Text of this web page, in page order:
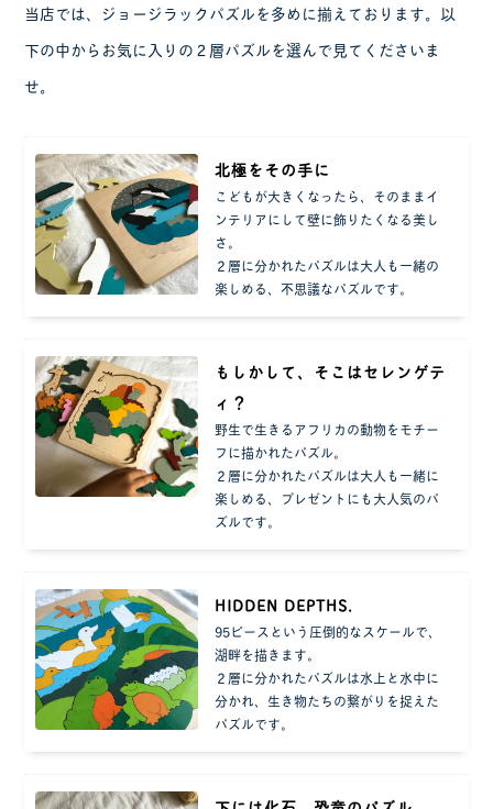
当店では、ジョージラックパズルを多めに揃えております。以
下の中からお気に入りの２層パズルを選んで見てくださいま
せ。
北極をその手に
こどもが大きくなったら、そのままイ
ンテリアにして壁に飾りたくなる美し
さ。
２層に分かれたパズルは大人も一緒の
楽しめる、不思議なパズルです。
もしかして、そこはセレンゲテ
ィ？
野生で生きるアフリカの動物をモチー
フに描かれたパズル。
２層に分かれたパズルは大人も一緒に
楽しめる、プレゼントにも大人気のパ
ズルです。
HIDDEN DEPTHS.
95ピースという圧倒的なスケールで、
湖畔を描きます。
２層に分かれたパズルは水上と水中に
分かれ、生き物たちの繋がりを捉えた
パズルです。